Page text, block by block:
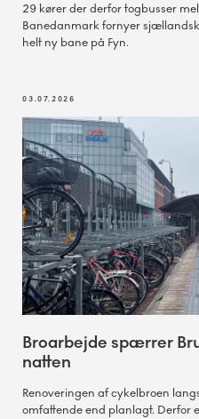
29 kører der derfor togbusser
Banedanmark fornyer
helt ny bane på Fyn.
03.07.2026
Broarbejde spærrer
natten
Renoveringen af cykelbroen
omfattende end planlagt. Derfor